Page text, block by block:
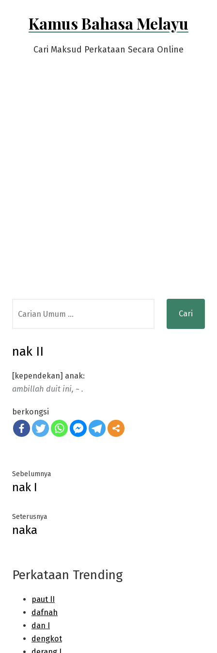
Kamus Bahasa Melayu
Cari Maksud Perkataan Secara Online
for:
nak II
[kependekan] anak:
ambillah duit ini, ~ .
berkongsi
Post
navigation
SebelumnyaPrevious
nak I
SeterusnyaNext
naka
Perkataan Trending